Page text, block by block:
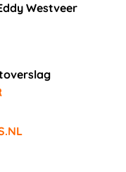
Westveer